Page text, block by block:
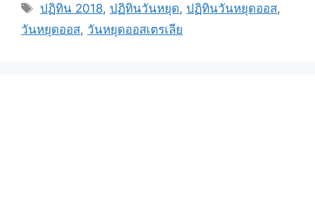
ปฏิทิน 2018,ปฏิทินวันหยุด,ปฏิทินวันหยุดออส,
วันหยุดออส, วันหยุดออสเตรเลีย